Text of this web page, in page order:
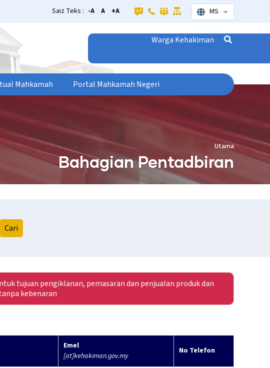
Saiz Teks : -A A +A MS Senarai
Warga Kehakiman
Mahkamah Portal Mahkamah Negeri
Bahagian Pentadbiran
Utama
tujuan pengiklanan, pemasaran dan penjualan produk dan
kebenaran
Emel
[at]kehakiman.gov.my
No Telefon